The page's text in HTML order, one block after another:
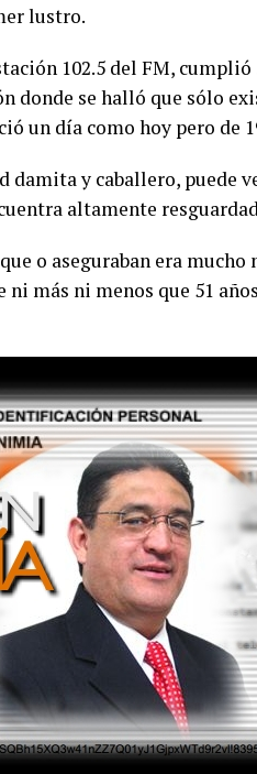
lustro.
102.5 del FM, cumplió
donde se halló que sólo
un día como hoy pero de
damita y caballero, puede
altamente
o aseguraban era mucho
más ni menos que 51